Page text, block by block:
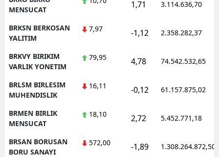
MENSUCAT
1,71 3.114.636,70
BRKSN BERKOSAN
YALITIM
7,97 -1,12 2.358.282,37
BRKVY BIRIKIM
VARLIK YONETIM
79,95 4,78 74.542.532,65
BRLSM BIRLESIM
MUHENDISLIK
16,11 -0,12 61.157.875,02
BRMEN BIRLIK
MENSUCAT
18,10 2,72 5.452.771,18
BRSAN BORUSAN
BORU SANAYI
572,00 -1,89 1.308.264.872,50